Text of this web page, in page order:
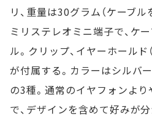
リ、重量は30グラム（ケーブ
ミリステレオミニ端子で、ケ
ル。クリップ、イヤーホールド
が付属する。カラーはシルバ
の3種。通常のイヤフォンよ
で、デザインを含めて好みが